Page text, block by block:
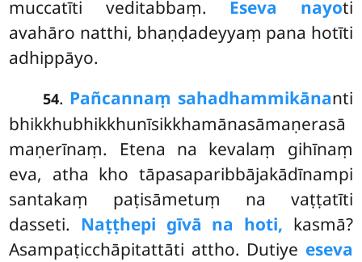
muccatīti veditabbaṃ. Eseva nayoti
avahāro natthi, bhaṇḍadeyyaṃ pana hotīti
adhippāyo.
54. Pañcannaṃ sahadhammikānanti
bhikkhubhikkhunīsikkhamānasāmaṇerasā
maṇerīnaṃ. Etena na kevalaṃ gihīnaṃ
eva, atha kho tāpasaparibbājakādīnampi
santakaṃ paṭisāmetuṃ na vaṭṭatīti
dasseti. Naṭṭhepi gīvā na hoti, kasmā?
Asampaṭicchāpitattāti attho. Dutiye eseva